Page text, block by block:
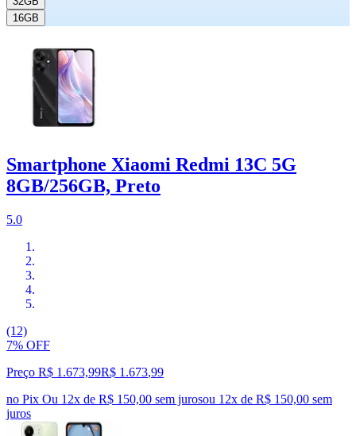
16GB
Smartphone Xiaomi Redmi 13C 5G
8GB/256GB, Preto
5.0
(12)
7% OFF
Preço R$ 1.673,99R$ 1.673,99
no Pix Ou 12x de R$ 150,00 sem jurosou 12x de R$ 150,00 sem
juros